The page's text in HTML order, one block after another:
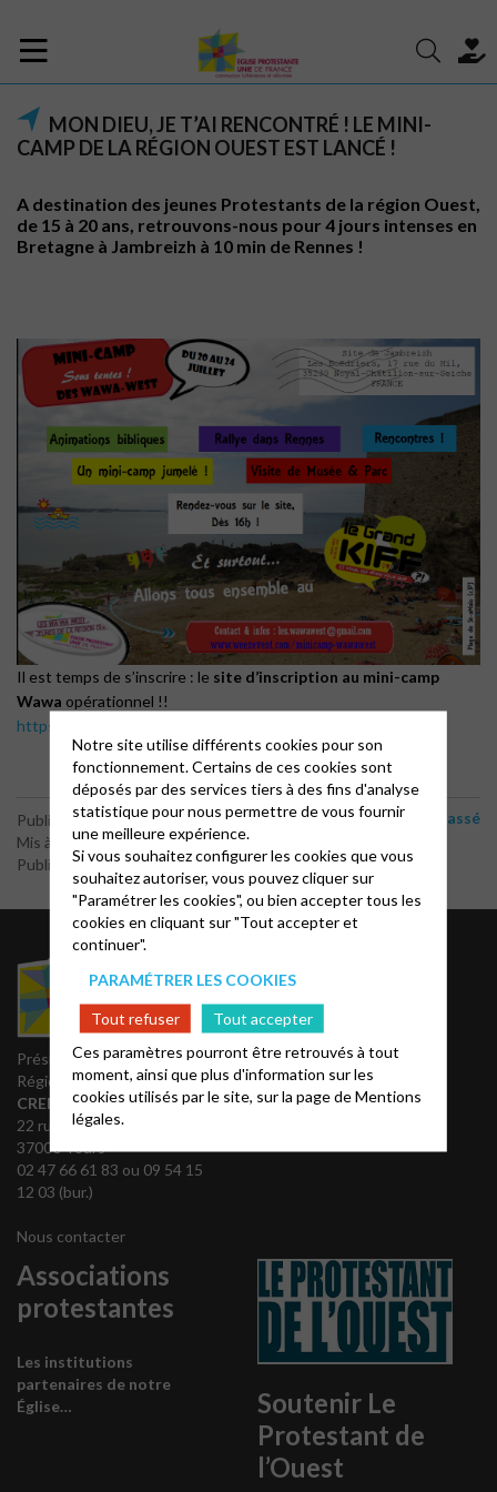
MON DIEU, JE T’AI RENCONTRÉ ! LE MINI-
CAMP DE LA RÉGION OUEST EST LANCÉ !
A destination des jeunes Protestants de la région Ouest,
de 15 à 20 ans, retrouvons-nous pour 4 jours intenses en
Bretagne à Jambreizh à 10 min de Rennes !
Il est temps de s’inscrire : le site d’inscription au mini-camp
Wawa opérationnel !!
https://www.weezevent.com/minicamp-wawawest
Publié le 20 juin 2016
Mis à jour le 30 mai 2020
Publié par le webmaster
Non classé
Président du Conseil
Régional
CREMER Jean Luc
22 rue Stéphane-Pitard
37000 Tours
02 47 66 61 83 ou 09 54 15
12 03 (bur.)
Nous contacter
Notes bibliques et
prédications
Accès Acteurs
Partenaires
REGALE
Associations
protestantes
Les institutions
partenaires de notre
Église…
Soutenir Le
Protestant de
l’Ouest
Notre site utilise différents cookies pour son
fonctionnement. Certains de ces cookies sont
déposés par des services tiers à des fins d'analyse
statistique pour nous permettre de vous fournir
une meilleure expérience.
Si vous souhaitez configurer les cookies que vous
souhaitez autoriser, vous pouvez cliquer sur
"Paramétrer les cookies", ou bien accepter tous les
cookies en cliquant sur "Tout accepter et
continuer".
PARAMÉTRER LES COOKIES
Tout refuser
Tout accepter
Ces paramètres pourront être retrouvés à tout
moment, ainsi que plus d'information sur les
cookies utilisés par le site, sur la page deMentions
légales.